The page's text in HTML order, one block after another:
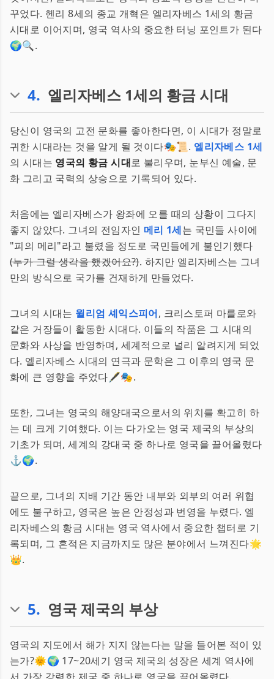
꾸었다. 헨리 8세의 종교 개혁은 엘리자베스 1세의 황금
시대로 이어지며, 영국 역사의 중요한 터닝 포인트가 된다
🌍🔍.
4. 엘리자베스 1세의 황금 시대
당신이 영국의 고전 문화를 좋아한다면, 이 시대가 정말로
귀한 시대라는 것을 알게 될 것이다🎭📜. 엘리자베스 1세
의 시대는 영국의 황금 시대로 불리우며, 눈부신 예술, 문
화 그리고 국력의 상승으로 기록되어 있다.
처음에는 엘리자베스가 왕좌에 오를 때의 상황이 그다지
좋지 않았다. 그녀의 전임자인 메리 1세는 국민들 사이에
"피의 메리"라고 불렸을 정도로 국민들에게 불인기했다
(누가 그럴 생각을 했겠어요?). 하지만 엘리자베스는 그녀
만의 방식으로 국가를 건재하게 만들었다.
그녀의 시대는 윌리엄 셰익스피어, 크리스토퍼 마를로와
같은 거장들이 활동한 시대다. 이들의 작품은 그 시대의
문화와 사상을 반영하며, 세계적으로 널리 알려지게 되었
다. 엘리자베스 시대의 연극과 문학은 그 이후의 영국 문
화에 큰 영향을 주었다🖋️🎭.
또한, 그녀는 영국의 해양대국으로서의 위치를 확고히 하
는 데 크게 기여했다. 이는 다가오는 영국 제국의 부상의
기초가 되며, 세계의 강대국 중 하나로 영국을 끌어올렸다
⚓🌍.
끝으로, 그녀의 지배 기간 동안 내부와 외부의 여러 위협
에도 불구하고, 영국은 높은 안정성과 번영을 누렸다. 엘
리자베스의 황금 시대는 영국 역사에서 중요한 챕터로 기
록되며, 그 흔적은 지금까지도 많은 분야에서 느껴진다🌟
👑.
5. 영국 제국의 부상
영국의 지도에서 해가 지지 않는다는 말을 들어본 적이 있
는가?🌞🌍 17~20세기 영국 제국의 성장은 세계 역사에